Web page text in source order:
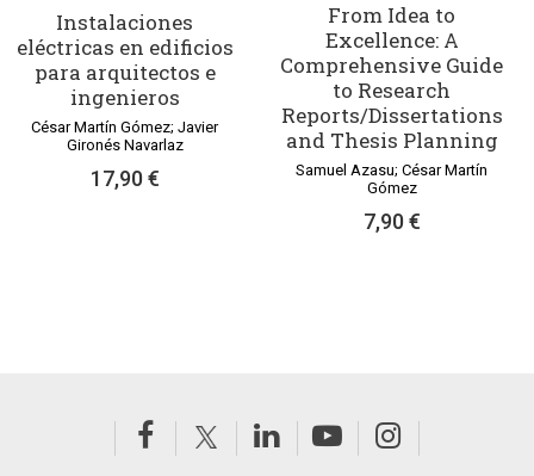
Instalaciones
eléctricas en edificios
para arquitectos e
ingenieros
César Martín Gómez; Javier
Gironés Navarlaz
17,90 €
From Idea to
Excellence: A
Comprehensive Guide
to Research
Reports/Dissertations
and Thesis Planning
Samuel Azasu; César Martín
Gómez
7,90 €